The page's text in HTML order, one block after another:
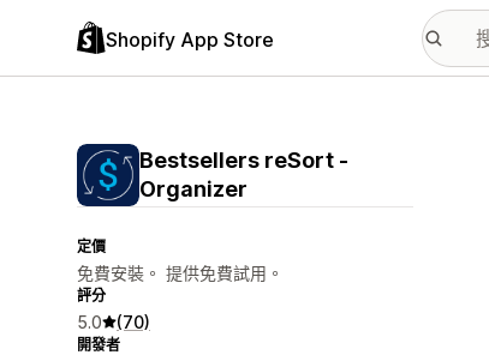
Shopify App Store
Bestsellers reSort ‑
Organizer
定價
免費安裝。 提供免費試用。
評分
5.0 (70)
開發者